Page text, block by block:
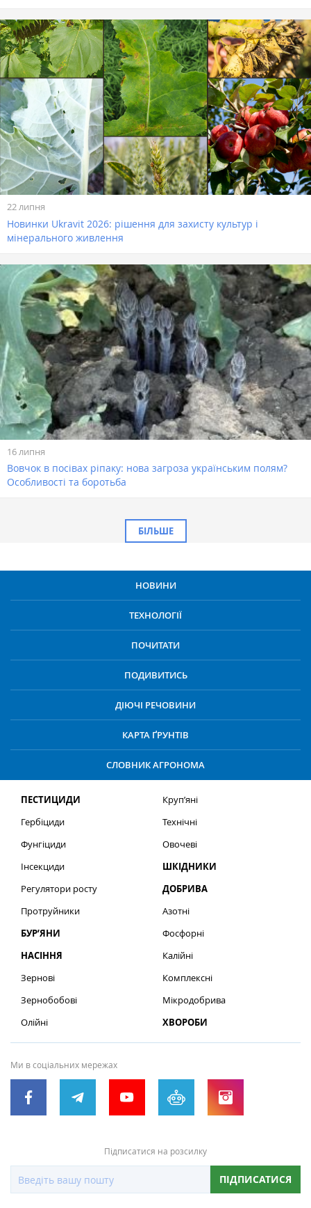
22 липня
Новинки Ukravit 2026: рішення для захисту культур і
мінерального живлення
16 липня
Вовчок в посівах ріпаку: нова загроза українським полям?
Особливості та боротьба
БІЛЬШЕ
НОВИНИ
ТЕХНОЛОГІЇ
ПОЧИТАТИ
ПОДИВИТИСЬ
ДІЮЧІ РЕЧОВИНИ
КАРТА ҐРУНТІВ
СЛОВНИК АГРОНОМА
ПЕСТИЦИДИ
Гербіциди
Фунгіциди
Інсекциди
Регулятори росту
Протруйники
БУР’ЯНИ
НАСІННЯ
Зернові
Зернобобові
Олійні
Круп’яні
Технічні
Овочеві
ШКІДНИКИ
ДОБРИВА
Азотні
Фосфорні
Калійні
Комплексні
Мікродобрива
ХВОРОБИ
Ми в соціальних мережах
Підписатися на розсилку
ПІДПИСАТИСЯ